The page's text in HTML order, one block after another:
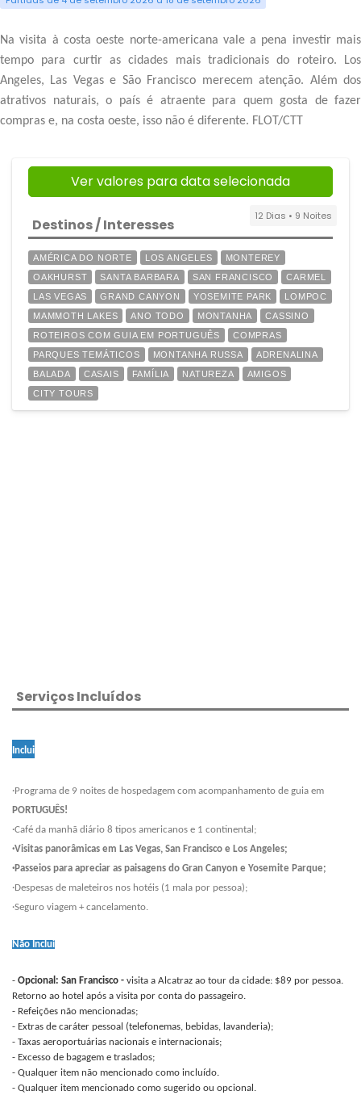
Na visita à costa oeste norte-americana vale a pena investir mais
tempo para curtir as cidades mais tradicionais do roteiro. Los
Angeles, Las Vegas e São Francisco merecem atenção. Além dos
atrativos naturais, o país é atraente para quem gosta de fazer
compras e, na costa oeste, isso não é diferente. FLOT/CTT
Ver valores para data selecionada
12 Dias • 9 Noites
Destinos / Interesses
AMÉRICA DO NORTE LOS ANGELES
MONTEREY
OAKHURST
SANTA BARBARA SAN FRANCISCO
CARMEL
LAS VEGAS
GRAND CANYON YOSEMITE PARK
LOMPOC
MAMMOTH LAKES
ANO TODO MONTANHA
CASSINO
ROTEIROS COM GUIA EM PORTUGUÊS
COMPRAS
PARQUES TEMÁTICOS
MONTANHA RUSSA
ADRENALINA
BALADA
CASAIS FAMÍLIA NATUREZA
AMIGOS
CITY TOURS
Serviços Incluídos
Inclui
·Programa de 9 noites de hospedagem com acompanhamento de guia em
PORTUGUÊS!
·Café da manhã diário 8 tipos americanos e 1 continental;
·Visitas panorâmicas em Las Vegas, San Francisco e Los Angeles;
·Passeios para apreciar as paisagens do Gran Canyon e Yosemite Parque;
·Despesas de maleteiros nos hotéis (1 mala por pessoa);
·Seguro viagem + cancelamento.
Não Inclui
- Opcional: San Francisco - visita a Alcatraz ao tour da cidade: $89 por pessoa.
Retorno ao hotel após a visita por conta do passageiro.
- Refeições não mencionadas;
- Extras de caráter pessoal (telefonemas, bebidas, lavanderia);
- Taxas aeroportuárias nacionais e internacionais;
- Excesso de bagagem e traslados;
- Qualquer item não mencionado como incluído.
- Qualquer item mencionado como sugerido ou opcional.